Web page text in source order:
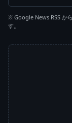
※ Google News RSS か
す。